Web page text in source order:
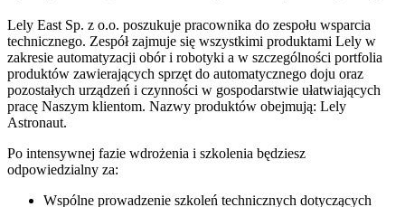
Lely East Sp. z o.o. poszukuje pracownika do zespołu wsparcia
technicznego. Zespół zajmuje się wszystkimi produktami Lely w
zakresie automatyzacji obór i robotyki a w szczególności portfolia
produktów zawierających sprzęt do automatycznego doju oraz
pozostałych urządzeń i czynności w gospodarstwie ułatwiających
pracę Naszym klientom. Nazwy produktów obejmują: Lely
Astronaut.
Po intensywnej fazie wdrożenia i szkolenia będziesz
odpowiedzialny za:
Wspólne prowadzenie szkoleń technicznych dotyczących